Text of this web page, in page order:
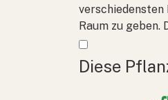
verschiedensten
Raum zu
Mehr anzeigen
Diese